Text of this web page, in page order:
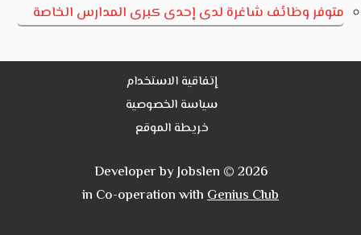
متوفر وظائف شاغرة لدى إحدى كبرى المدارس الخاصة
إتفاقية الاستخدام
سياسة الخصوصية
خريطة الموقع
Developer by Jobslen © 2026
in Co-operation withGenius Club